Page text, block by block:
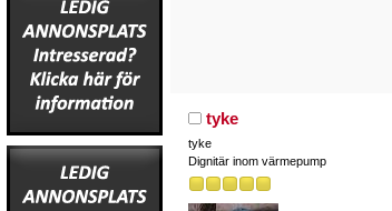
tyke
tyke
Dignitär inom värmepump